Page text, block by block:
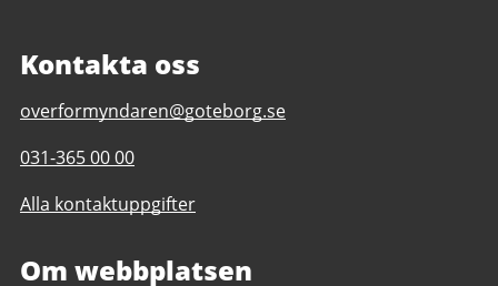
Kontakta oss
E-
till
Överförmyndaren
overformyndaren@goteborg.se
Telefonnummer
Överförmyndaren
031-365 00 00
Alla kontaktuppgifter
Om webbplatsen